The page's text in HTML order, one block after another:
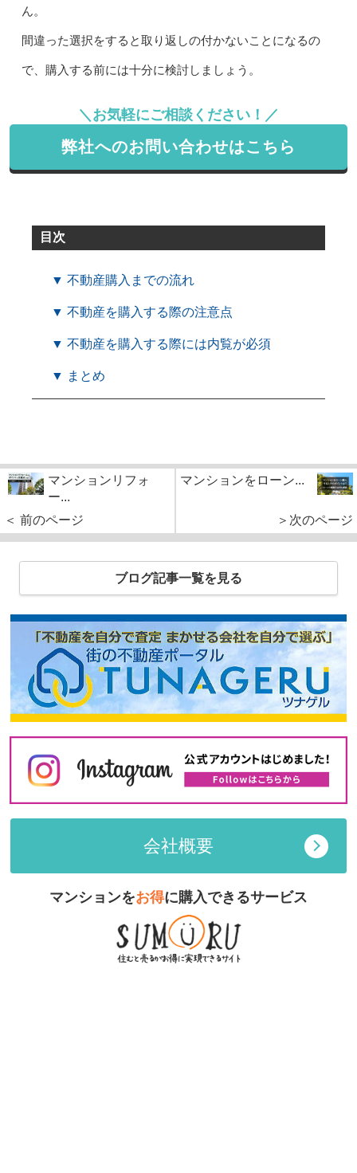
ん。
間違った選択をすると取り返しの付かないことになるの
で、購入する前には十分に検討しましょう。
＼お気軽にご相談ください！／
弊社へのお問い合わせはこちら
目次
▼ 不動産購入までの流れ
▼ 不動産を購入する際の注意点
▼ 不動産を購入する際には内覧が必須
▼ まとめ
マンションリフォ
ー...
＜ 前のページ
マンションをローン...
＞次のページ
ブログ記事一覧を見る
会社概要
マンションをお得に購入できるサービス